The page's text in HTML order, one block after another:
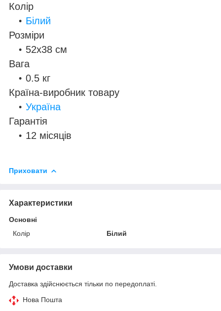
Колір
Білий
Розміри
52х38 см
Вага
0.5 кг
Країна-виробник товару
Україна
Гарантія
12 місяців
Приховати
Характеристики
Основні
Колір
Білий
Умови доставки
Доставка здійснюється тільки по передоплаті.
Нова Пошта